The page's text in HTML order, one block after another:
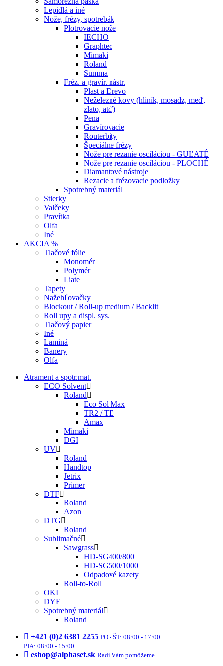
Lepidlá a iné
Nože, frézy, spotrebák
Plotrovacie nože
IECHO
Graphtec
Mimaki
Roland
Summa
Fréz. a gravír. nástr.
Plast a Drevo
Neželezné kovy (hliník, mosadz, meď,
zlato, atď)
Pena
Gravírovacie
Routerbity
Špeciálne frézy
Nože pre rezanie osciláciou - GUĽATÉ
Nože pre rezanie osciláciou - PLOCHÉ
Diamantové nástroje
Rezacie a frézovacie podložky
Spotrebný materiál
Stierky
Valčeky
Pravítka
Olfa
Iné
AKCIA %
Tlačové fólie
Monomér
Polymér
Liate
Tapety
Nažehľovačky
Blockout / Roll-up medium / Backlit
Roll upy a displ. sys.
Tlačový papier
Iné
Laminá
Banery
Olfa
Atrament a spotr.mat.
ECO Solvent
Roland
Eco Sol Max
TR2 / TE
Amax
Mimaki
DGI
UV
Roland
Handtop
Jetrix
Primer
DTF
Roland
Azon
DTG
Roland
Sublimačné
Sawgrass
HD-SG400/800
HD-SG500/1000
Odpadové kazety
Roll-to-Roll
OKI
DYE
Spotrebný materiál
Roland
+421 (0)2 6381 2255 PO - ŠT: 08:00 - 17:00
PIA: 08:00 - 15:00
eshop@alphaset.sk Radi Vám pomôžeme